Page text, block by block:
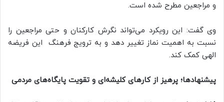
و مراجعین مطرح شده است.
وی گفت: این رویکرد می‌تواند نگرش کارکنان و حتی مراجعین را
نسبت به اهمیت نماز تغییر دهد و به ترویج فرهنگ این فریضه
الهی کمک کند.
پیشنهادها؛ پرهیز از کارهای کلیشه‌ای و تقویت پایگاه‌های مردمی